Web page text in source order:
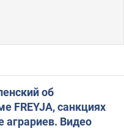
об
FREYJA, санкциях
аграриев. Видео